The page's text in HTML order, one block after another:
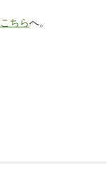
こちらへ。